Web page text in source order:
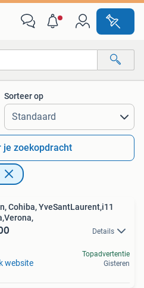
Sorteer op
je zoekopdracht
Cohiba, YveSantLaurent,i11
Details
website
Topadvertentie
Gisteren